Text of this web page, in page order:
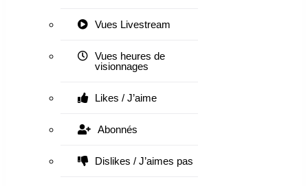
Vues Livestream
Vues heures de
visionnages
Likes / J’aime
Abonnés
Dislikes / J’aimes pas